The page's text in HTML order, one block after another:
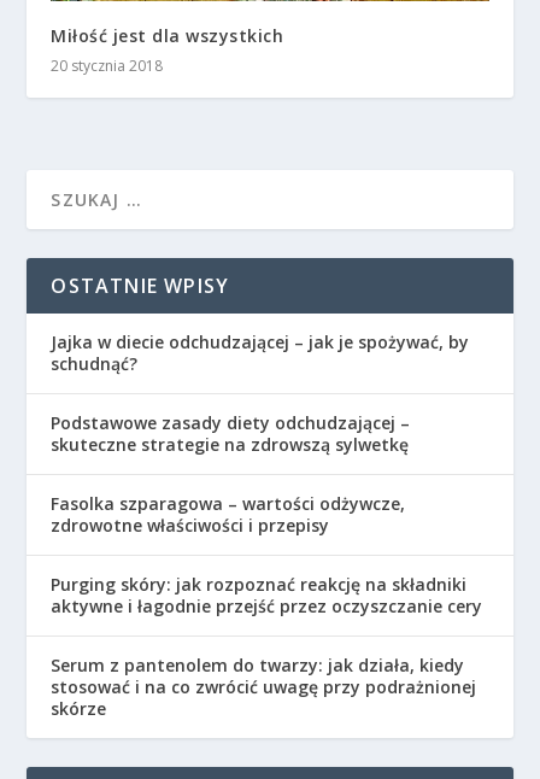
Miłość jest dla wszystkich
20 stycznia 2018
OSTATNIE WPISY
Jajka w diecie odchudzającej – jak je spożywać, by
schudnąć?
Podstawowe zasady diety odchudzającej –
skuteczne strategie na zdrowszą sylwetkę
Fasolka szparagowa – wartości odżywcze,
zdrowotne właściwości i przepisy
Purging skóry: jak rozpoznać reakcję na składniki
aktywne i łagodnie przejść przez oczyszczanie cery
Serum z pantenolem do twarzy: jak działa, kiedy
stosować i na co zwrócić uwagę przy podrażnionej
skórze